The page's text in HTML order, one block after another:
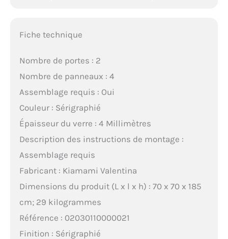
Fiche technique
Nombre de portes : 2
Nombre de panneaux : 4
Assemblage requis : Oui
Couleur : Sérigraphié
Épaisseur du verre : 4 Millimètres
Description des instructions de montage :
Assemblage requis
Fabricant : Kiamami Valentina
Dimensions du produit (L x l x h) : 70 x 70 x 185
cm; 29 kilogrammes
Référence : 02030110000021
Finition : Sérigraphié